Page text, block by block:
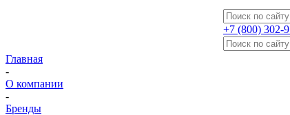
+7 (800) 302-
Главная
-
О компании
-
Бренды